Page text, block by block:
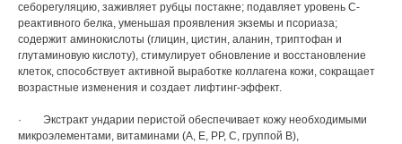
себорегуляцию, заживляет рубцы постакне; подавляет уровень С-
реактивного белка, уменьшая проявления экземы и псориаза;
содержит аминокислоты (глицин, цистин, аланин, триптофан и
глутаминовую кислоту), стимулирует обновление и восстановление
клеток, способствует активной выработке коллагена кожи, сокращает
возрастные изменения и создает лифтинг-эффект.
· Экстракт ундарии перистой обеспечивает кожу необходимыми
микроэлементами, витаминами (А, Е, РР, С, группой В),